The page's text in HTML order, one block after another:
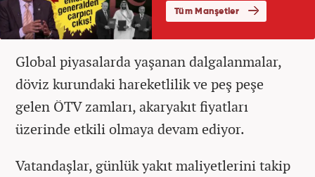
Global piyasalarda yaşanan dalgalanmalar,
döviz kurundaki hareketlilik ve peş peşe
gelen ÖTV zamları, akaryakıt fiyatları
üzerinde etkili olmaya devam ediyor.
Vatandaşlar, günlük yakıt maliyetlerini takip